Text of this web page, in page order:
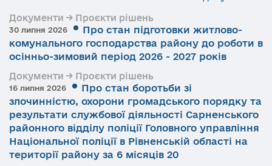
Документи → Проєкти рішень
30 липня 2026
Про стан підготовки житлово-
комунального господарства району до роботи в
осінньо-зимовий період 2026 - 2027 років
Документи → Проєкти рішень
16 липня 2026
Про стан боротьби зі
злочинністю, охорони громадського порядку та
результати службової діяльності Сарненського
районного відділу поліції Головного управління
Національної поліції в Рівненській області на
території району за 6 місяців 20